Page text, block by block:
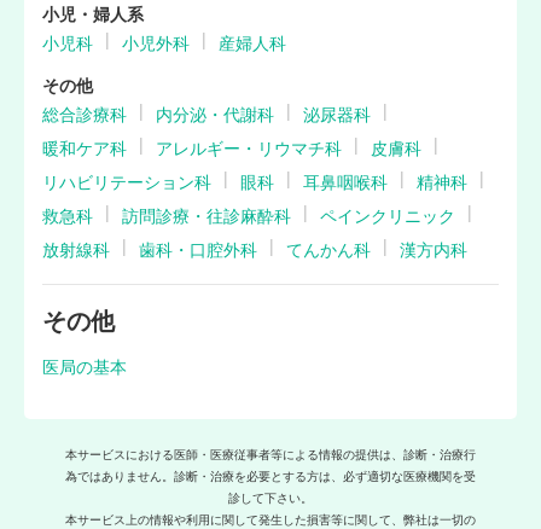
小児・婦人系
小児科
小児外科
産婦人科
その他
総合診療科
内分泌・代謝科
泌尿器科
暖和ケア科
アレルギー・リウマチ科
皮膚科
リハビリテーション科
眼科 耳鼻咽喉科
精神科
救急科
訪問診療・往診麻酔科
ペインクリニック
放射線科
歯科・口腔外科 てんかん科 漢方内科
その他
医局の基本
本サービスにおける医師・医療従事者等による情報の提供は、診断・治療行
為ではありません。診断・治療を必要とする方は、必ず適切な医療機関を受
診して下さい。
本サービス上の情報や利用に関して発生した損害等に関して、弊社は一切の